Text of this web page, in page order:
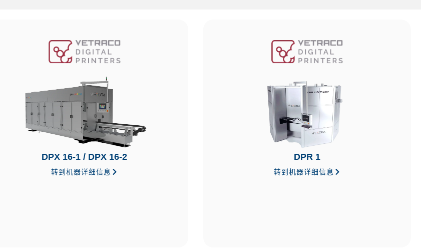
DPX 16-1 / DPX 16-2
转到机器详细信息
DPR 1
转到机器详细信息